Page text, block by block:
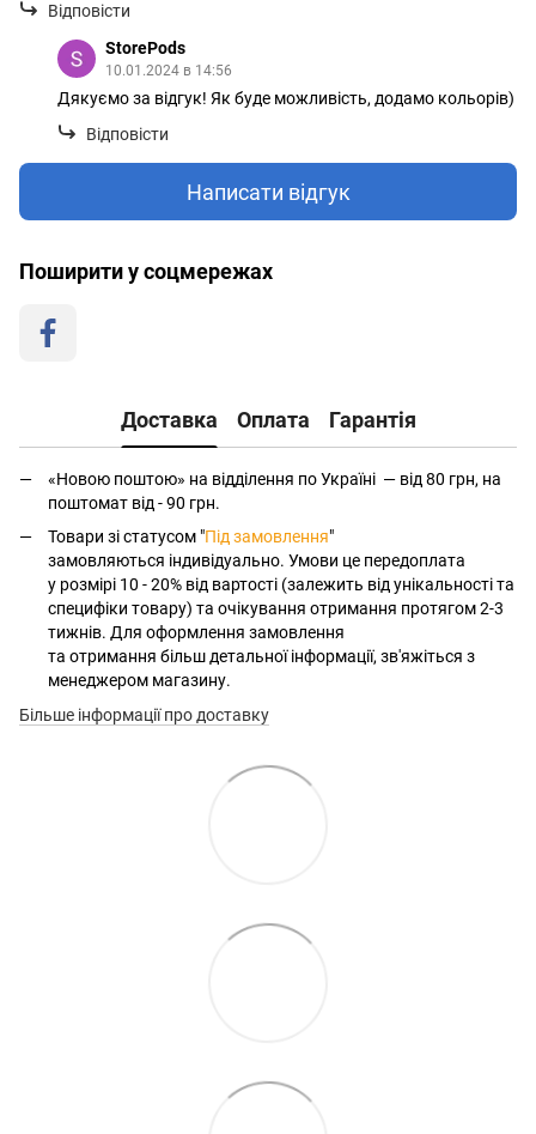
Відповісти
StorePods
10.01.2024 в 14:56
Дякуємо за відгук! Як буде можливість, додамо кольорів)
Відповісти
Написати відгук
Поширити у соцмережах
Доставка Оплата Гарантія
«Новою поштою» на відділення по Україні — від 80 грн, на
поштомат від - 90 грн.
Товари зі статусом "Під замовлення"
замовляються індивідуально. Умови це передоплата
у розмірі 10 - 20% від вартості (залежить від унікальності та
специфіки товару) та очікування отримання протягом 2-3
тижнів. Для оформлення замовлення
та отримання більш детальної інформації, зв'яжіться з
менеджером магазину.
Більше інформації про доставку